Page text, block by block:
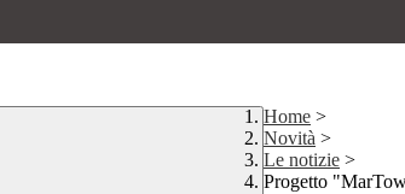
Home >
Novità >
Le notizie >
Progetto